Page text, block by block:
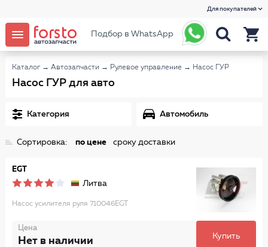
Для покупателей
Подбор в WhatsApp
Каталог → Автозапчасти → Рулевое управление → Насос ГУР
Насос ГУР для авто
Категория Автомобиль
Сортировка: по цене сроку доставки
EGT
Литва
Насос усилителя руля 710046EGT
Цена
Нет в наличии Купить